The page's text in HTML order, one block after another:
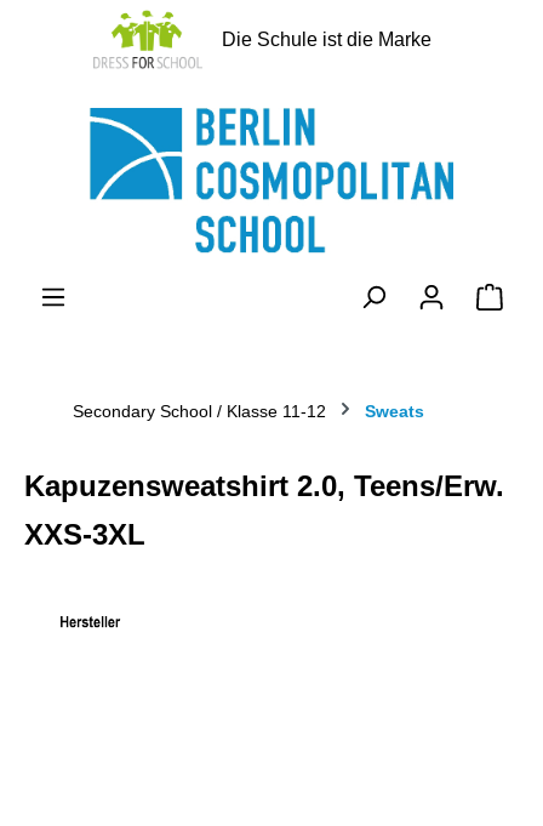
springen
Die Schule ist die Marke
Secondary School / Klasse 11-12 Sweats
Kapuzensweatshirt 2.0, Teens/Erw.
XXS-3XL